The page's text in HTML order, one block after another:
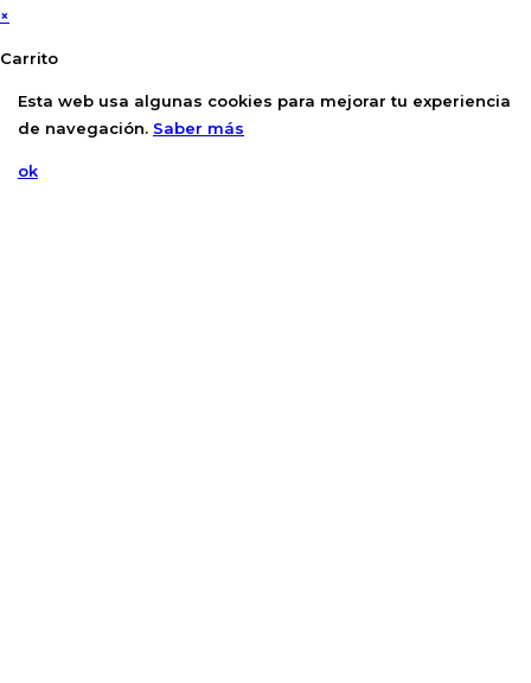
×
Carrito
Esta web usa algunas cookies para mejorar tu experiencia
de navegación. Saber más
ok